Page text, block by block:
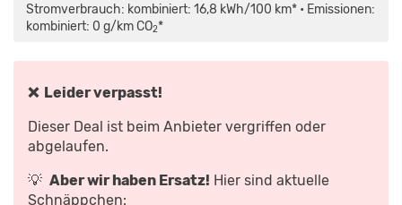
Stromverbrauch: kombiniert: 16,8 kWh/100 km* • Emissionen:
kombiniert: 0 g/km CO2*
❌ Leider verpasst!
Dieser Deal ist beim Anbieter vergriffen oder
abgelaufen.
💡 Aber wir haben Ersatz! Hier sind aktuelle
Schnäppchen:
TRON:
PREMIUM,
ABER
TEST
MOTOR
UND
SPORT“
VON
ANZEIGEN